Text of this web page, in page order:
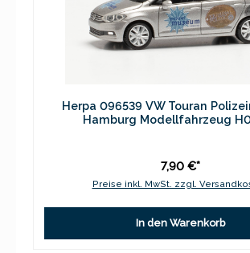
Herpa 096539 VW Touran
Hamburg Modellfahrzeug
7,90 €*
Preise inkl. MwSt. zzgl.
In den Warenkorb